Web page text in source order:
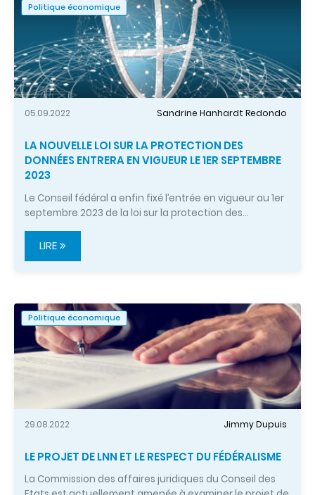
Politique économique
05.09.2022 Sandrine Hanhardt Redondo
LA NOUVELLE LOI SUR LA PROTECTION DES
DONNÉES ENTRERA EN VIGUEUR LE 1ER SEPTEMBRE
2023
Le Conseil fédéral a enfin fixé l’entrée en vigueur au 1er
septembre 2023 de la loi sur la protection des…
LIRE
Politique économique
29.08.2022 Jimmy Dupuis
LE PROJET DE LNN ET LE RESPECT DU FÉDÉRALISME
La Commission des affaires juridiques du Conseil des